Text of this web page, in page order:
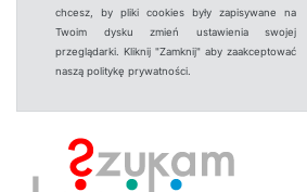
chcesz, by pliki cookies były zapisywane na
Twoim dysku zmień ustawienia swojej
przeglądarki. Kliknij "Zamknij" aby zaakceptować
naszą politykę prywatności.